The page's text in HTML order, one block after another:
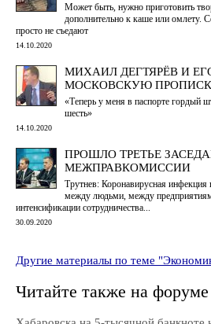
Может быть, нужно приготовить
дополнительно к каше или омлету.
просто не съедают
14.10.2020
МИХАИЛ ДЕГТЯРЁВ И
МОСКОВСКУЮ
«Теперь у меня в паспорте гордый
шесть»
14.10.2020
ПРОШЛО ТРЕТЬЕ
МЕЖПРАВКОМИССИИ
Трутнев: Коронавирусная инфекция
между людьми, между
интенсификации сотрудничества...
30.09.2020
Другие материалы по теме
Читайте также на форуме